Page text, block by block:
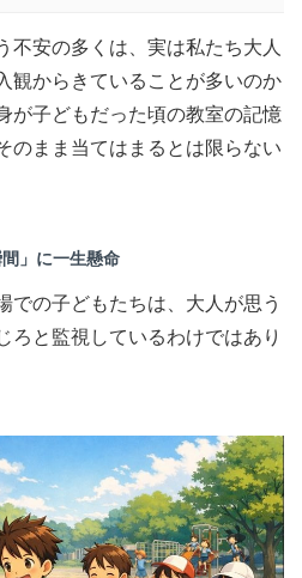
不安の多くは、実は私たち大人
観からきていることが多いのか
が子どもだった頃の教室の記憶
のまま当てはまるとは限らない
」に一生懸命
での子どもたちは、大人が思う
ろと監視しているわけではあり